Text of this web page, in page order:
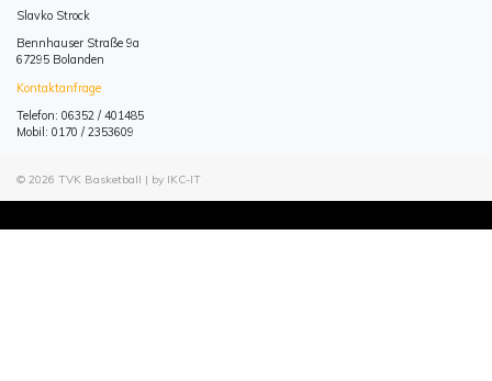
Slavko Strock
Bennhauser Straße 9a
67295 Bolanden
Kontaktanfrage
Telefon: 06352 / 401485
Mobil: 0170 / 2353609
© 2026 TVK Basketball | by IKC-IT